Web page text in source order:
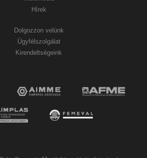
Hírek
Dolgozzon velünk
Ügyfélszolgálat
Kirendeltségeink